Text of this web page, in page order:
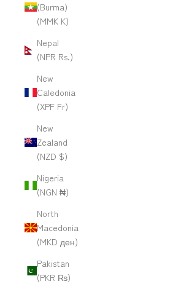
(Burma)
(MMK K)
Nepal
(NPR Rs.)
New
Caledonia
(XPF Fr)
New
Zealand
(NZD $)
Nigeria
(NGN ₦)
North
Macedonia
(MKD ден)
Pakistan
(PKR ₨)